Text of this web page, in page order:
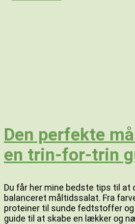
Den perfekte
en trin-for-trin
Du får her mine bedste tips til at
balanceret måltidssalat. Fra
proteiner til sunde fedtstoffer
guide til at skabe en lækker og